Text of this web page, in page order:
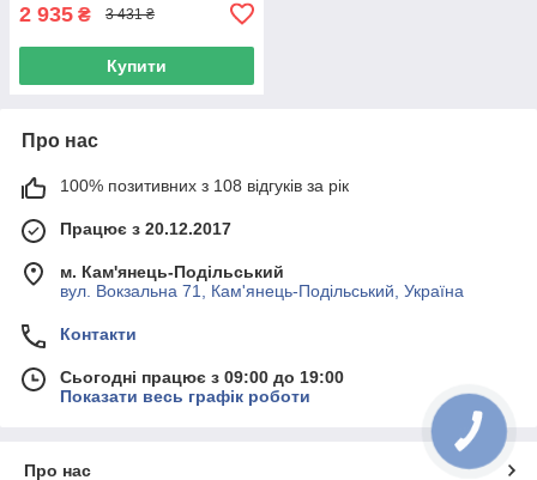
2 935 ₴ 3 431 ₴
Купити
Про нас
100% позитивних з 108 відгуків за рік
Працює з 20.12.2017
м. Кам'янець-Подільський
вул. Вокзальна 71, Кам'янець-Подільський, Україна
Контакти
Сьогодні працює з 09:00 до 19:00
Показати весь графік роботи
Про нас
КНОПКА
ЗВ'ЯЗКУ